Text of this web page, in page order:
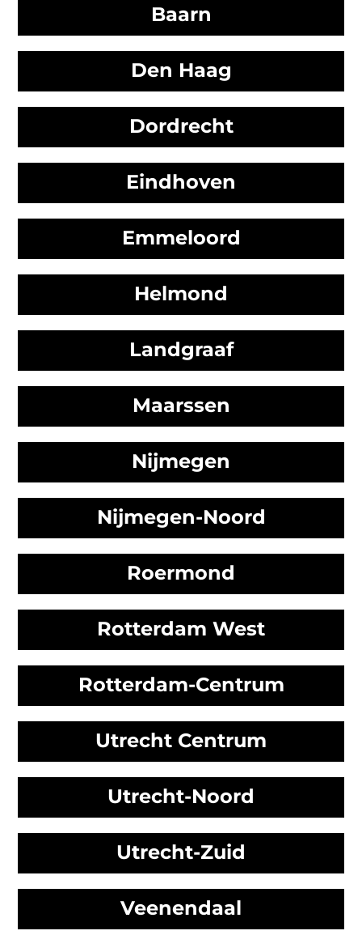
Baarn
Den Haag
Dordrecht
Eindhoven
Emmeloord
Helmond
Landgraaf
Maarssen
Nijmegen
Nijmegen-Noord
Roermond
Rotterdam West
Rotterdam-Centrum
Utrecht Centrum
Utrecht-Noord
Utrecht-Zuid
Veenendaal